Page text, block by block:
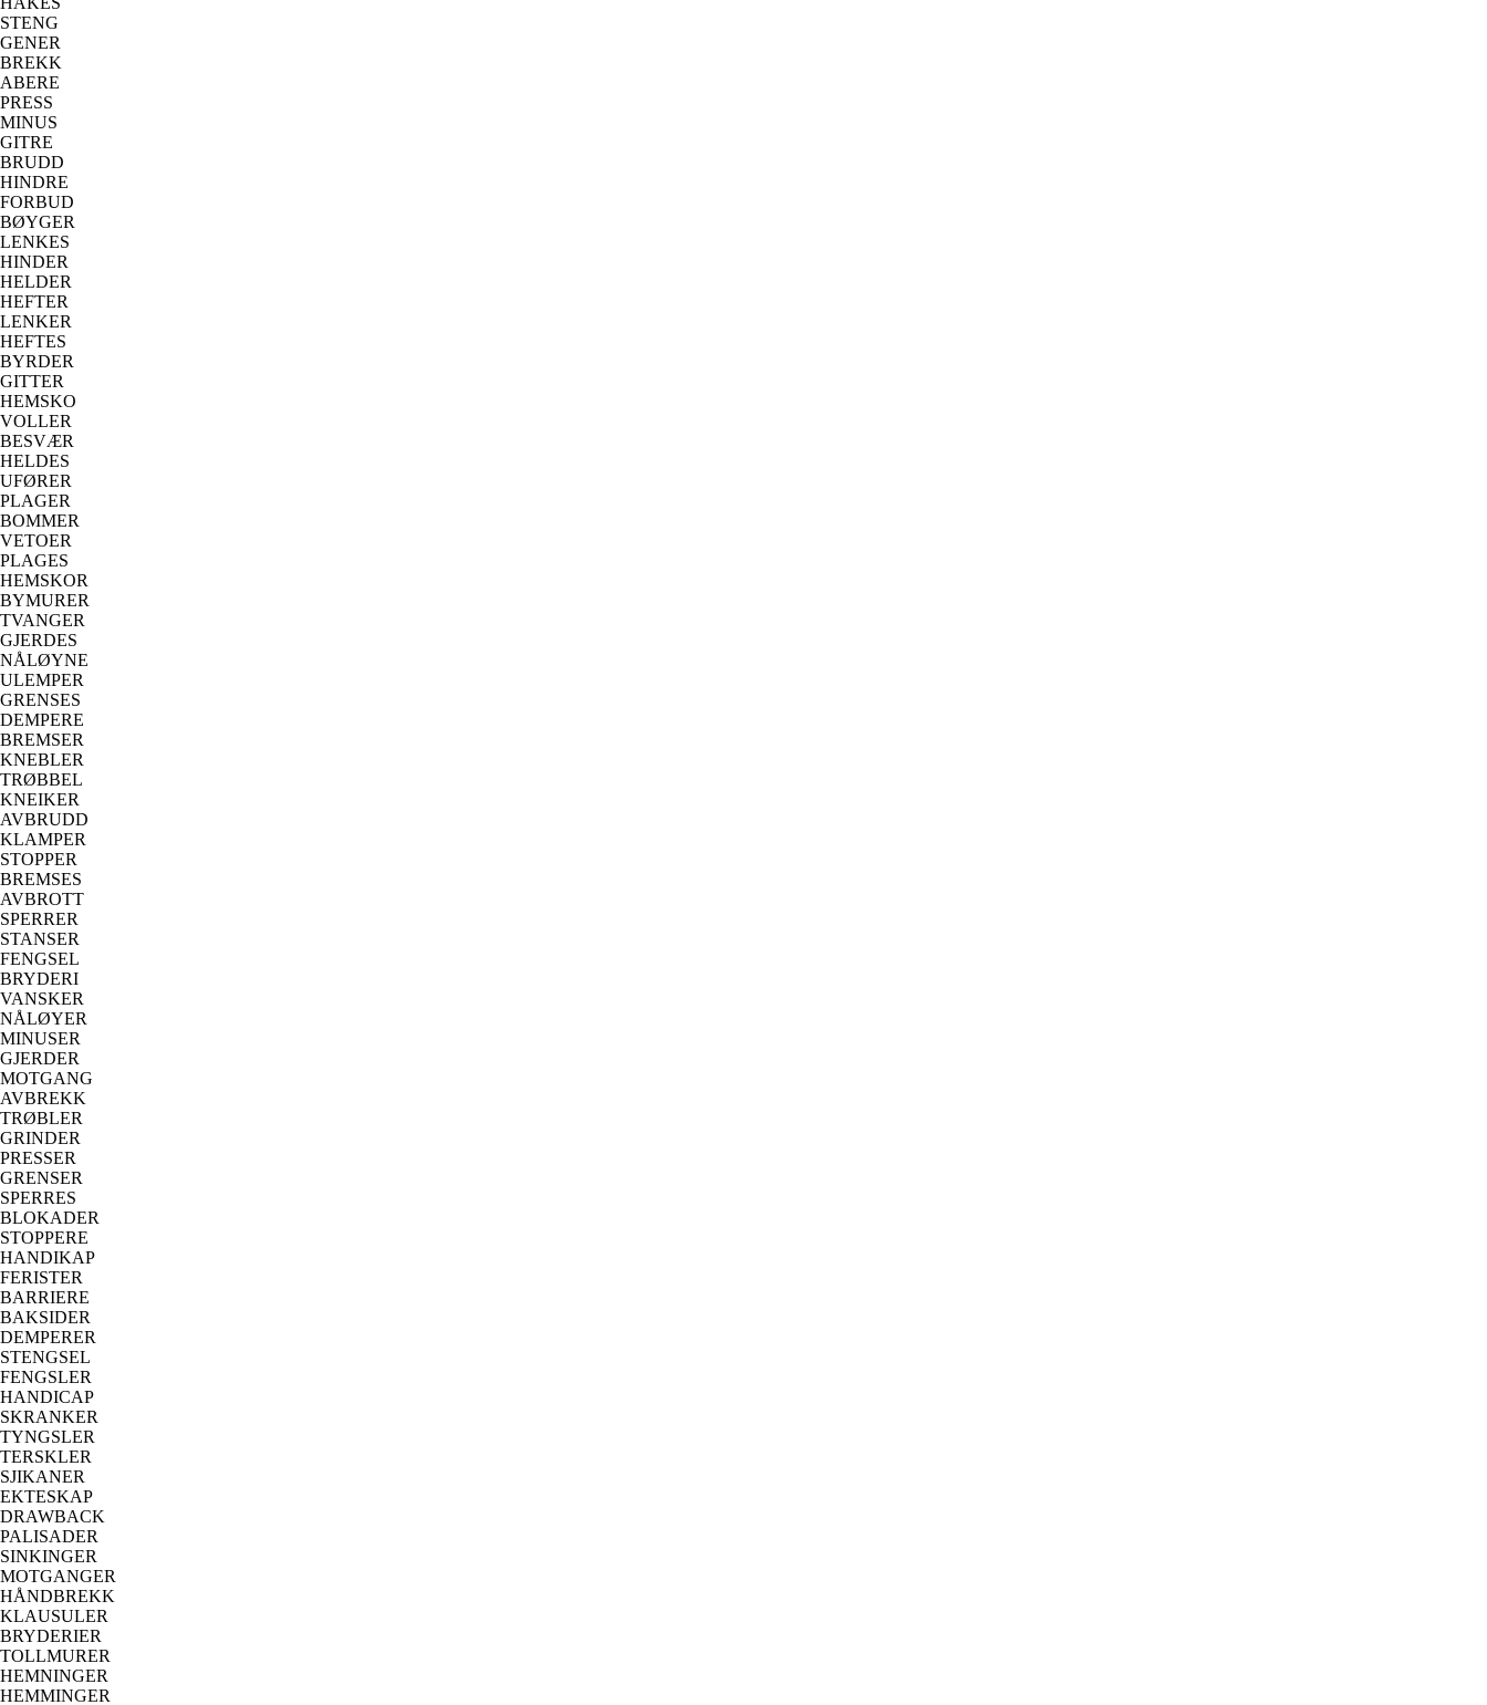
STENG
GENER
BREKK
ABERE
PRESS
MINUS
GITRE
BRUDD
HINDRE
FORBUD
BØYGER
LENKES
HINDER
HELDER
HEFTER
LENKER
HEFTES
BYRDER
GITTER
HEMSKO
VOLLER
BESVÆR
HELDES
UFØRER
PLAGER
BOMMER
VETOER
PLAGES
HEMSKOR
BYMURER
TVANGER
GJERDES
NÅLØYNE
ULEMPER
GRENSES
DEMPERE
BREMSER
KNEBLER
TRØBBEL
KNEIKER
AVBRUDD
KLAMPER
STOPPER
BREMSES
AVBROTT
SPERRER
STANSER
FENGSEL
BRYDERI
VANSKER
NÅLØYER
MINUSER
GJERDER
MOTGANG
AVBREKK
TRØBLER
GRINDER
PRESSER
GRENSER
SPERRES
BLOKADER
STOPPERE
HANDIKAP
FERISTER
BARRIERE
BAKSIDER
DEMPERER
STENGSEL
FENGSLER
HANDICAP
SKRANKER
TYNGSLER
TERSKLER
SJIKANER
EKTESKAP
DRAWBACK
PALISADER
SINKINGER
MOTGANGER
HÅNDBREKK
KLAUSULER
BRYDERIER
TOLLMURER
HEMNINGER
HEMMINGER